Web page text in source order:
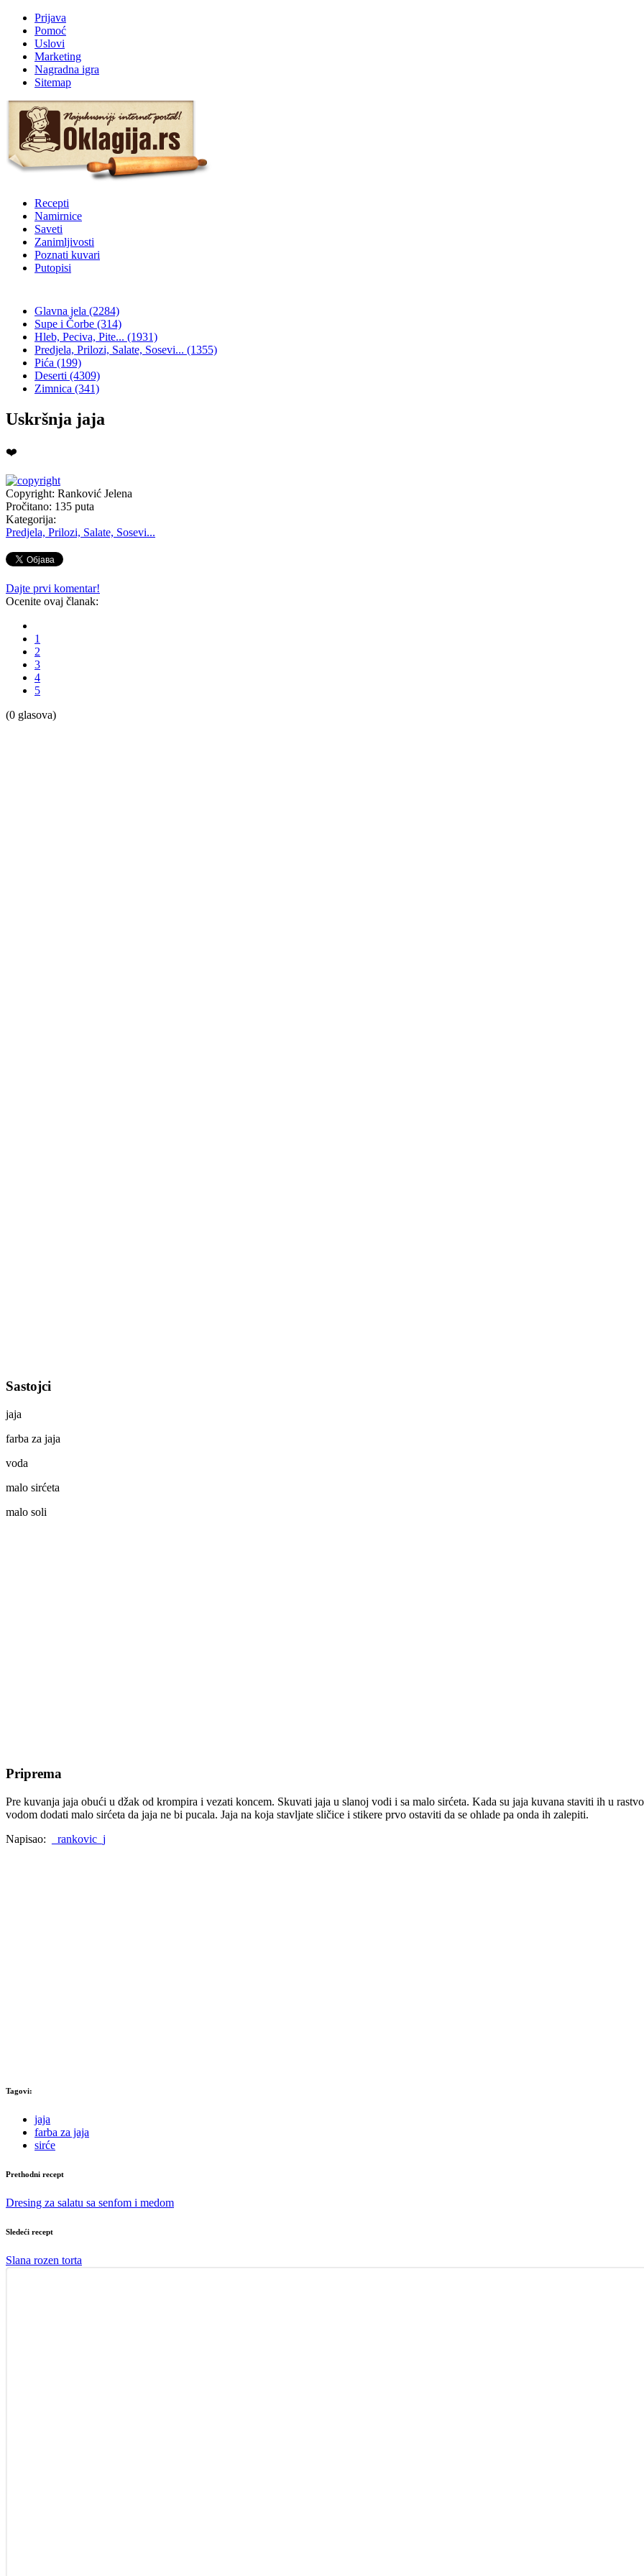
Prijava
Pomoć
Uslovi
Marketing
Nagradna igra
Sitemap
Recepti
Namirnice
Saveti
Zanimljivosti
Poznati kuvari
Putopisi
Glavna jela (2284)
Supe i Čorbe (314)
Hleb, Peciva, Pite... (1931)
Predjela, Prilozi, Salate, Sosevi... (1355)
Pića (199)
Deserti (4309)
Zimnica (341)
Uskršnja jaja
❤️
Copyright: Ranković Jelena
Pročitano: 135 puta
Kategorija:
Predjela, Prilozi, Salate, Sosevi...
Dajte prvi komentar!
Ocenite ovaj članak:
1
2
3
4
5
(0 glasova)
Sastojci
jaja
farba za jaja
voda
malo sirćeta
malo soli
Priprema
Pre kuvanja jaja obući u džak od krompira i vezati koncem. Skuvati jaja u slanoj vodi i sa malo sirćeta. Kada su jaja kuvana staviti ih u
vodom dodati malo sirćeta da jaja ne bi pucala. Jaja na koja stavljate sličice i stikere prvo ostaviti da se ohlade pa onda ih zalepiti.
Napisao:
_rankovic_j
Tagovi:
jaja
farba za jaja
sirće
Prethodni recept
Dresing za salatu sa senfom i medom
Sledeći recept
Slana rozen torta